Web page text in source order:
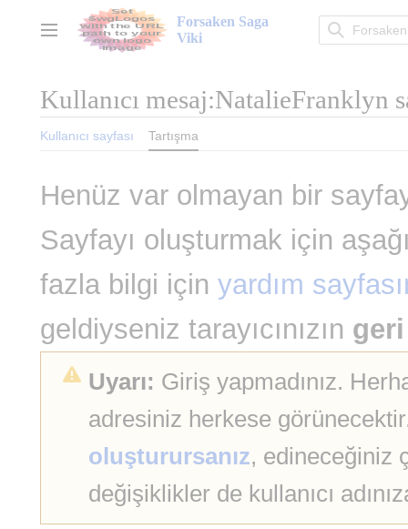
Ana menü
Forsaken Saga
Viki
Kullanıcı mesaj:NatalieFranklyn
Kullanıcı sayfası Tartışma
Henüz var olmayan bir
Sayfayı oluşturmak için
fazla bilgi için yardım
geldiyseniz tarayıcınızın geri
Uyarı: Giriş yapmadınız.
adresiniz herkese
oluşturursanız, edineceğiniz
değişiklikler de kullanıcı